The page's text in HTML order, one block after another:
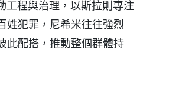
工程與治理，以斯拉則專注
姓犯罪，尼希米往往強烈
此配搭，推動整個群體持